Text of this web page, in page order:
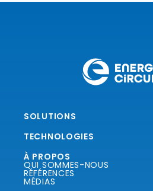
SOLUTIONS
TECHNOLOGIES
À PROPOS
QUI SOMMES-NOUS
RÉFÉRENCES
MÉDIAS